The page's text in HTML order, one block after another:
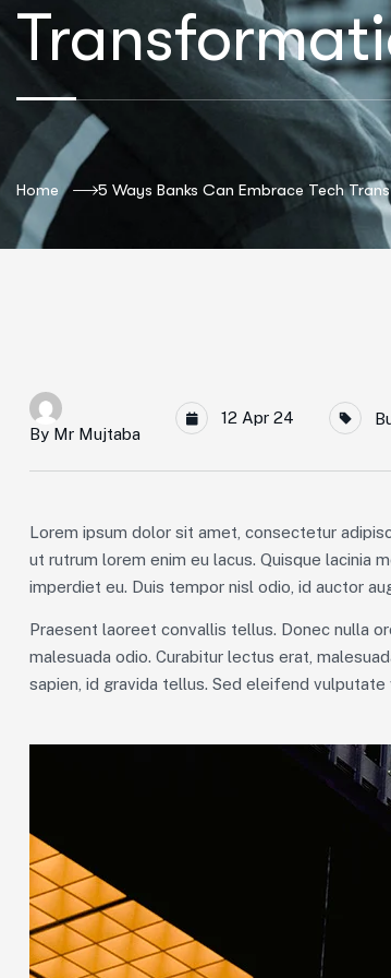
Home 5 Ways Banks Can Embrace Tech
By Mr Mujtaba
12 Apr 24
Lorem ipsum dolor sit amet, consectetur
ut rutrum lorem enim eu lacus. Quisque lacinia
imperdiet eu. Duis tempor nisl odio, id auctor
Praesent laoreet convallis tellus. Donec nulla
malesuada odio. Curabitur lectus erat,
sapien, id gravida tellus. Sed eleifend